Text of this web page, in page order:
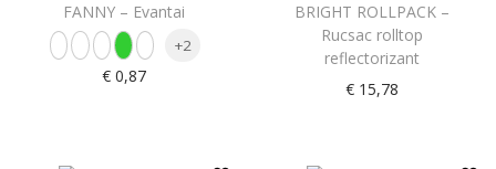
FANNY – Evantai
+2
€0,87
BRIGHT ROLLPACK –
Rucsac rolltop
reflectorizant
€15,78